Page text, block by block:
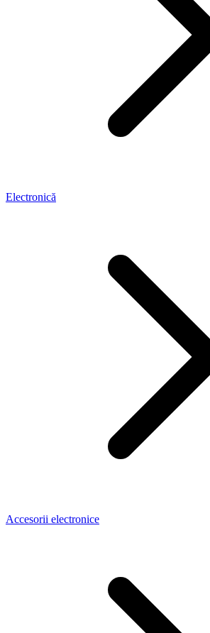
Electronică
Accesorii electronice